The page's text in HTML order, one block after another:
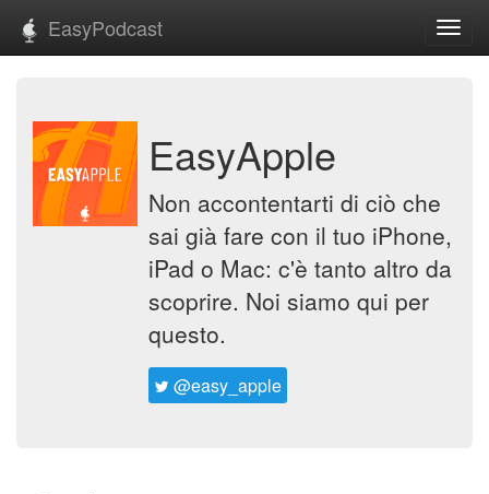
EasyPodcast
EasyApple
Non accontentarti di ciò che
sai già fare con il tuo iPhone,
iPad o Mac: c'è tanto altro da
scoprire. Noi siamo qui per
questo.
@easy_apple